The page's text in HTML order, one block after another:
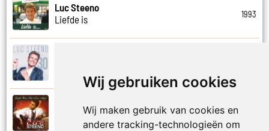
Wij gebruiken cookies
Wij maken gebruik van cookies en
andere tracking-technologieën om
Luc Steeno
Liefde is
1993
Luc Steeno
Liefde op het eerste zicht